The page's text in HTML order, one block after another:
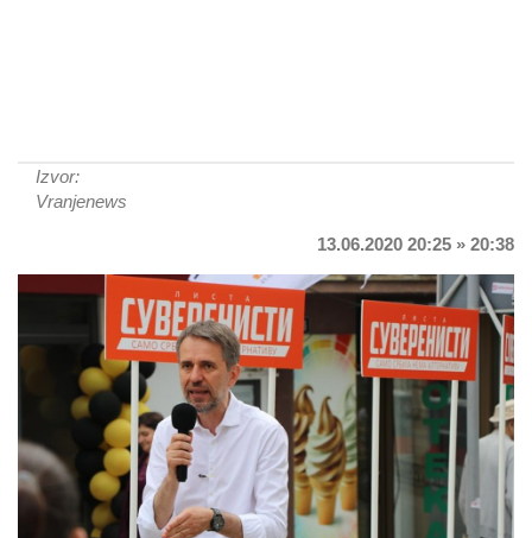
Izvor:
Vranjenews
13.06.2020 20:25 » 20:38